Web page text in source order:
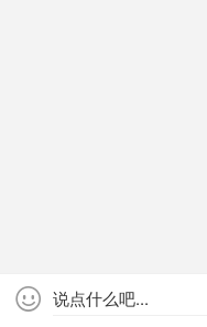
 说点什么吧...